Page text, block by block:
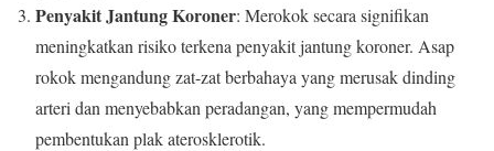
Penyakit Jantung Koroner: Merokok secara signifikan
meningkatkan risiko terkena penyakit jantung koroner. Asap
rokok mengandung zat-zat berbahaya yang merusak dinding
arteri dan menyebabkan peradangan, yang mempermudah
pembentukan plak aterosklerotik.